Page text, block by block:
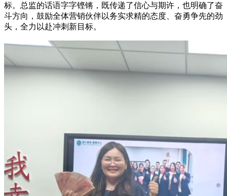
标。总监的话语字字铿锵，既传递了信心与期许，也明确了奋
斗方向，鼓励全体营销伙伴以务实求精的态度、奋勇争先的劲
头，全力以赴冲刺新目标。